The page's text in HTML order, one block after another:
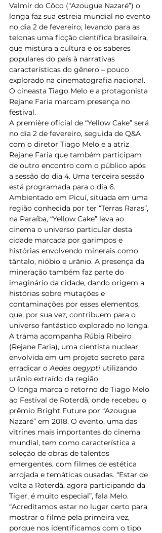
Valmir do Côco (“Azougue Nazaré”) o
longa faz sua estreia mundial no evento
no dia 2 de fevereiro, levando para as
telonas uma ficção científica brasileira,
que mistura a cultura e os saberes
populares do país à narrativas
características do gênero – pouco
explorado na cinematografia nacional.
O cineasta Tiago Melo e a protagonista
Rejane Faria marcam presença no
festival.
A première oficial de “Yellow Cake” será
no dia 2 de fevereiro, seguida de Q&A
com o diretor Tiago Melo e a atriz
Rejane Faria que também participam
de outro encontro com o público após
a sessão do dia 4. Uma terceira sessão
está programada para o dia 6.
Ambientado em Picuí, situada em uma
região conhecida por ter “Terras Raras”,
na Paraíba, “Yellow Cake” leva ao
cinema o universo particular desta
cidade marcada por garimpos e
histórias envolvendo minerais como
tântalo, nióbio e urânio. A presença da
mineração também faz parte do
imaginário da cidade, dando origem a
histórias sobre mutações e
contaminações por esses elementos,
que, por sua vez, contribuem para o
universo fantástico explorado no longa.
A trama acompanha Rúbia Ribeiro
(Rejane Faria), uma cientista nuclear
envolvida em um projeto secreto para
erradicar o Aedes aegypti utilizando
urânio extraído da região.
O longa marca o retorno de Tiago Melo
ao Festival de Roterdã, onde recebeu o
prêmio Bright Future por “Azougue
Nazaré” em 2018. O evento, uma das
vitrines mais importantes do cinema
mundial, tem como característica a
seleção de obras de talentos
emergentes, com filmes de estética
arrojada e temáticas ousadas. “Estar de
volta a Roterdã, agora participando da
Tiger, é muito especial”, fala Melo.
“Acreditamos estar no lugar certo para
mostrar o filme pela primeira vez,
porque nos identificamos com o tipo